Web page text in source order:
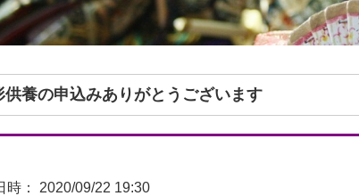
形供養の申込みありがとうございます
時： 2020/09/22 19:30